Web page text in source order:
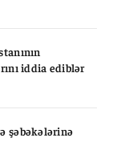
iddia ediblər
şəbəkələrinə